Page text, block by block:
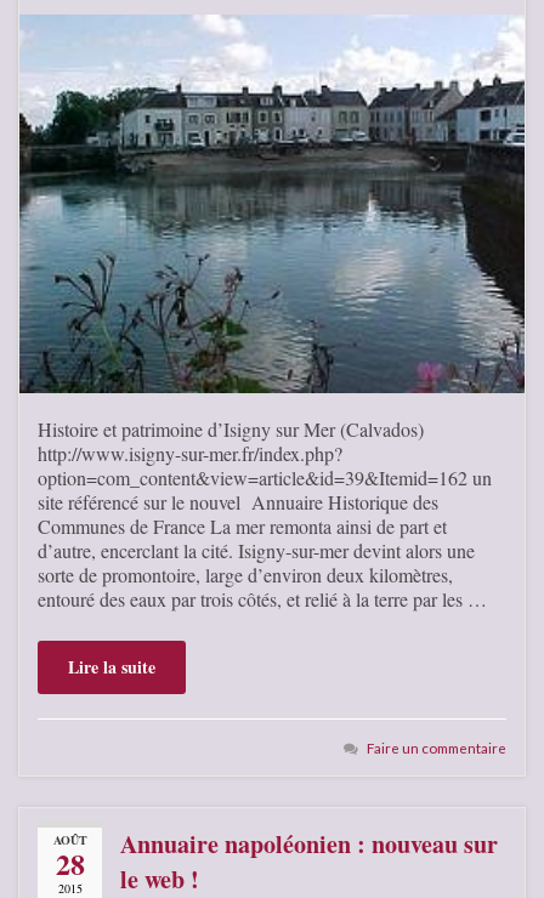
Histoire et patrimoine d’Isigny sur Mer (Calvados)
http://www.isigny-sur-mer.fr/index.php?
option=com_content&view=article&id=39&Itemid=162 un
site référencé sur le nouvel Annuaire Historique des
Communes de France La mer remonta ainsi de part et
d’autre, encerclant la cité. Isigny-sur-mer devint alors une
sorte de promontoire, large d’environ deux kilomètres,
entouré des eaux par trois côtés, et relié à la terre par les …
Lire la suite
Faire un commentaire
AOÛT
28
2015
Annuaire napoléonien : nouveau sur
le web !